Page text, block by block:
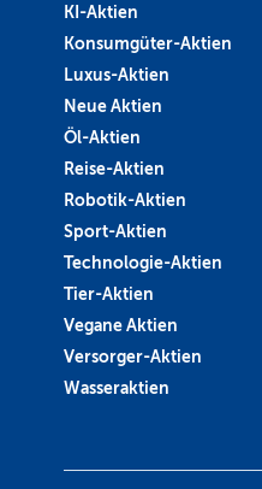
KI-Aktien
Konsumgüter-Aktien
Luxus-Aktien
Neue Aktien
Öl-Aktien
Reise-Aktien
Robotik-Aktien
Sport-Aktien
Technologie-Aktien
Tier-Aktien
Vegane Aktien
Versorger-Aktien
Wasseraktien